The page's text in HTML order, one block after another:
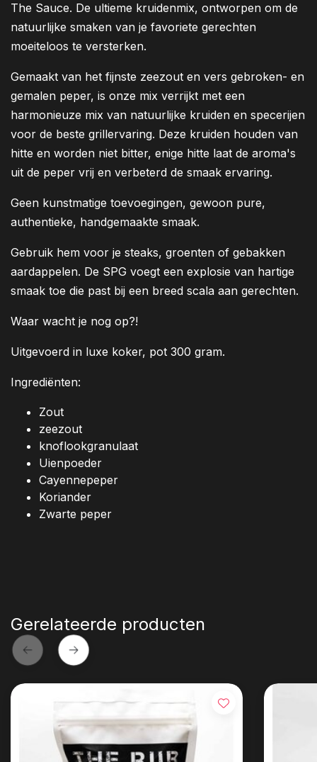
The Sauce. De ultieme kruidenmix, ontworpen om de
natuurlijke smaken van je favoriete gerechten
moeiteloos te versterken.
Gemaakt van het fijnste zeezout en vers gebroken- en
gemalen peper, is onze mix verrijkt met een
harmonieuze mix van natuurlijke kruiden en specerijen
voor de beste grillervaring. Deze kruiden houden van
hitte en worden niet bitter, enige hitte laat de aroma's
uit de peper vrij en verbeterd de smaak ervaring.
Geen kunstmatige toevoegingen, gewoon pure,
authentieke, handgemaakte smaak.
Gebruik hem voor je steaks, groenten of gebakken
aardappelen. De SPG voegt een explosie van hartige
smaak toe die past bij een breed scala aan gerechten.
Waar wacht je nog op?!
Uitgevoerd in luxe koker, pot 300 gram.
Ingrediënten:
Zout
zeezout
knoflookgranulaat
Uienpoeder
Cayennepeper
Koriander
Zwarte peper
Gerelateerde producten